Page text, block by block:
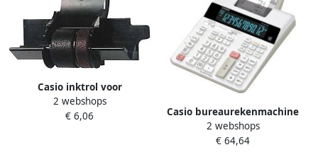
Casio inktrol voor
bureaurekenmachine HR150
200 FR620 DRT
2 webshops
€ 6,06
Casio bureaurekenmachine
FR-2650RC
2 webshops
€ 64,64